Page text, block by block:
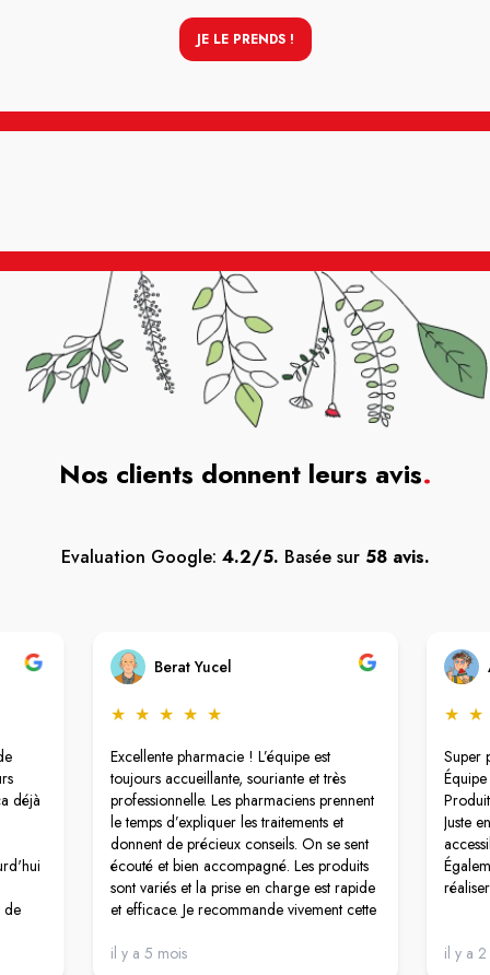
JE LE PRENDS !
Nos clients donnent leurs avis.
Evaluation Google: 4.2/5. Basée sur 58 avis.
déjà
de
Berat Yucel
★ ★ ★ ★ ★
Excellente pharmacie ! L’équipe est
toujours accueillante, souriante et très
professionnelle. Les pharmaciens prennent
le temps d’expliquer les traitements et
donnent de précieux conseils. On se sent
écouté et bien accompagné. Les produits
sont variés et la prise en charge est rapide
et efficace. Je recommande vivement cette
gentillesse.
il y a 5 mois
★ ★
Super
Juste
il y a